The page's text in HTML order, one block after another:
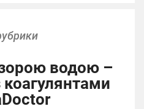
водою –